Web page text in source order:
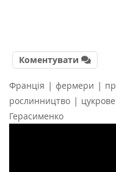
Коментувати
Франція | фермери |
рослинництво |
Герасименко